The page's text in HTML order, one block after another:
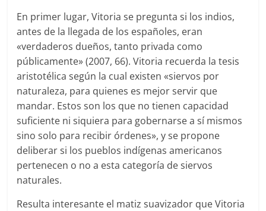
En primer lugar, Vitoria se pregunta si los indios,
antes de la llegada de los españoles, eran
«verdaderos dueños, tanto privada como
públicamente» (2007, 66). Vitoria recuerda la tesis
aristotélica según la cual existen «siervos por
naturaleza, para quienes es mejor servir que
mandar. Estos son los que no tienen capacidad
suficiente ni siquiera para gobernarse a sí mismos
sino solo para recibir órdenes», y se propone
deliberar si los pueblos indígenas americanos
pertenecen o no a esta categoría de siervos
naturales.
Resulta interesante el matiz suavizador que Vitoria